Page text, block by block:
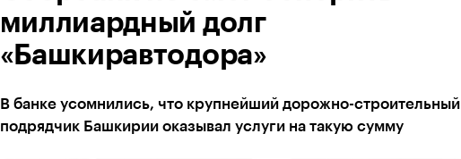
миллиардный долг
«Башкиравтодора»
В банке усомнились, что крупнейший дорожно-строительный
подрядчик Башкирии оказывал услуги на такую сумму